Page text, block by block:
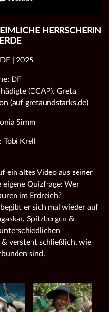
HERRSCHERIN
| 2025
DF
(CCAP), Greta
(auf gretaundstarks.de)
Simm
Tobi Krell
ein altes Video aus seiner
Quizfrage: Wer
im Erdreich?
er sich mal wieder auf
Spitzbergen &
& versteht schließlich, wie
sind.